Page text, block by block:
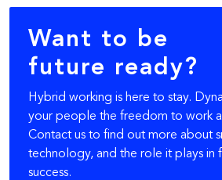
Want to be
future ready?
Hybrid working is here to stay.
your people the freedom to work
Contact us to find out more about
technology, and the role it plays in
success.